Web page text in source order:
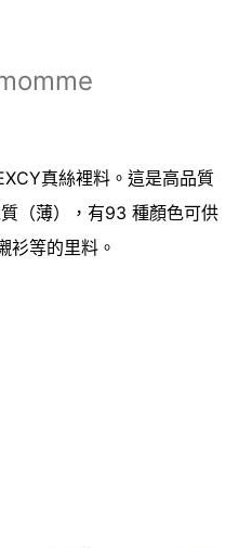
真絲裡料。這是高品質
（薄），有93 種顏色可供
衫等的里料。